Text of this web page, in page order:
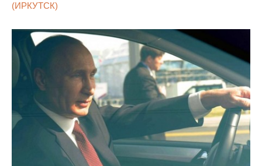
(ИРКУТСК)